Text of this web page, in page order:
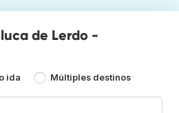
de Lerdo -
ida Múltiples destinos